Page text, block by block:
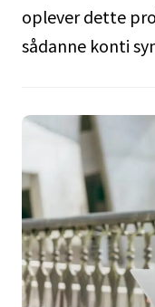
oplever dette
sådanne konti